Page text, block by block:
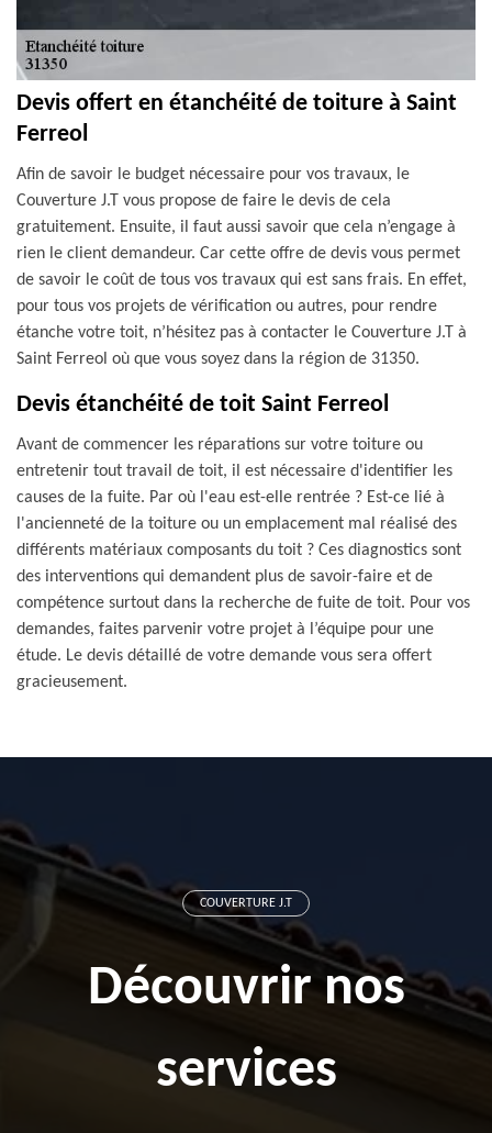
Devis offert en étanchéité de toiture à Saint
Ferreol
Afin de savoir le budget nécessaire pour vos travaux, le
Couverture J.T vous propose de faire le devis de cela
gratuitement. Ensuite, il faut aussi savoir que cela n’engage à
rien le client demandeur. Car cette offre de devis vous permet
de savoir le coût de tous vos travaux qui est sans frais. En effet,
pour tous vos projets de vérification ou autres, pour rendre
étanche votre toit, n’hésitez pas à contacter le Couverture J.T à
Saint Ferreol où que vous soyez dans la région de 31350.
Devis étanchéité de toit Saint Ferreol
Avant de commencer les réparations sur votre toiture ou
entretenir tout travail de toit, il est nécessaire d'identifier les
causes de la fuite. Par où l'eau est-elle rentrée ? Est-ce lié à
l'ancienneté de la toiture ou un emplacement mal réalisé des
différents matériaux composants du toit ? Ces diagnostics sont
des interventions qui demandent plus de savoir-faire et de
compétence surtout dans la recherche de fuite de toit. Pour vos
demandes, faites parvenir votre projet à l’équipe pour une
étude. Le devis détaillé de votre demande vous sera offert
gracieusement.
COUVERTURE J.T
Découvrir nos
services